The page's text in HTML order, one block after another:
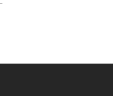
легко носить каждый